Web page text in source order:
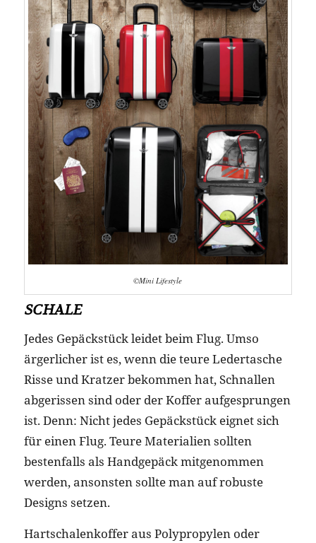
©Mini Lifestyle
SCHALE
Jedes Gepäckstück leidet beim Flug. Umso
ärgerlicher ist es, wenn die teure Ledertasche
Risse und Kratzer bekommen hat, Schnallen
abgerissen sind oder der Koffer aufgesprungen
ist. Denn: Nicht jedes Gepäckstück eignet sich
für einen Flug. Teure Materialien sollten
bestenfalls als Handgepäck mitgenommen
werden, ansonsten sollte man auf robuste
Designs setzen.
Hartschalenkoffer aus Polypropylen oder